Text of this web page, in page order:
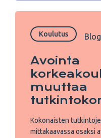
Koulutus
Avointa
muuttaa
Kokonaisten
mittakaavassa osaksi